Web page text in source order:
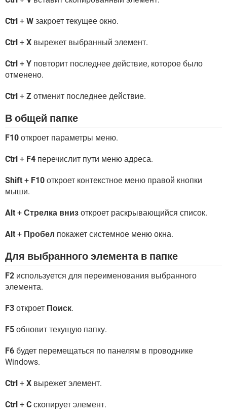
Ctrl + W закроет текущее окно.
Ctrl + X вырежет выбранный элемент.
Ctrl + Y повторит последнее действие, которое было
отменено.
Ctrl + Z отменит последнее действие.
В общей папке
F10 откроет параметры меню.
Ctrl + F4 перечислит пути меню адреса.
Shift + F10 откроет контекстное меню правой кнопки
мыши.
Alt + Стрелка вниз откроет раскрывающийся список.
Alt + Пробел покажет системное меню окна.
Для выбранного элемента в папке
F2 используется для переименования выбранного
элемента.
F3 откроет Поиск.
F5 обновит текущую папку.
F6 будет перемещаться по панелям в проводнике
Windows.
Ctrl + X вырежет элемент.
Ctrl + C скопирует элемент.